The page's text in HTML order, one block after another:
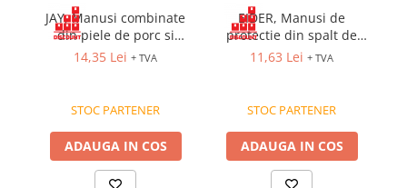
JAY, Manusi combinate
din piele de porc si
tesatura de bumbac
14,35 Lei + TVA
STOC PARTENER
ADAUGA IN COS
EIDER, Manusi de
protectie din spalt de
bovina si bumbac
11,63 Lei + TVA
STOC PARTENER
ADAUGA IN COS